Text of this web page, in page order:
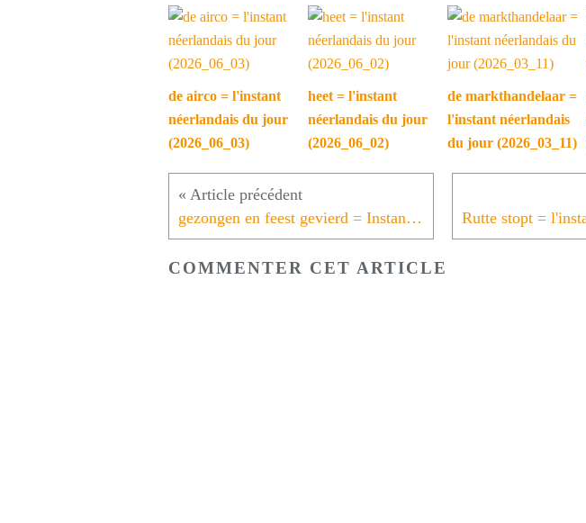
de airco = l'instant
néerlandais du jour
(2026_06_03)
heet = l'instant
néerlandais du jour
(2026_06_02)
de markthandelaar =
l'instant néerlandais
du jour (2026_03_11)
gezongen en feest gevierd = Instant NL du jour (2023_09_07)
COMMENTER CET ARTICLE